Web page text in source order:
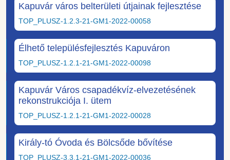
Kapuvár város belterületi útjainak fejlesztése
TOP_PLUSZ-1.2.3-21-GM1-2022-00058
Élhető településfejlesztés Kapuváron
TOP_PLUSZ-1.2.1-21-GM1-2022-00098
Kapuvár Város csapadékvíz-elvezetésének
rekonstrukciója I. ütem
TOP_PLUSZ-1.2.1-21-GM1-2022-00028
Király-tó Óvoda és Bölcsőde bővítése
TOP_PLUSZ-3.3.1-21-GM1-2022-00036